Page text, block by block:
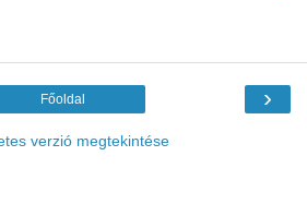
›
Főoldal
verzió megtekintése